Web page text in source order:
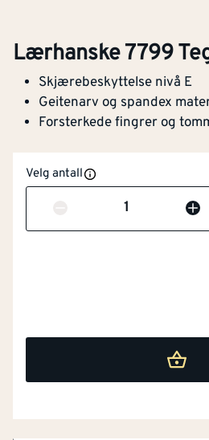
Lærhanske 7799
Skjærebeskyttelse nivå E
Geitenarv og spandex
Forsterkede fingrer og
Velg antall
Antall